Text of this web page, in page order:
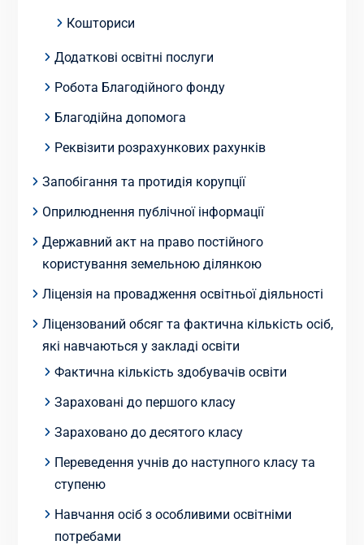
Кошториси
Додаткові освітні послуги
Робота Благодійного фонду
Благодійна допомога
Реквізити розрахункових рахунків
Запобігання та протидія корупції
Оприлюднення публічної інформації
Державний акт на право постійного
користування земельною ділянкою
Ліцензія на провадження освітньої діяльності
Ліцензований обсяг та фактична кількість осіб,
які навчаються у закладі освіти
Фактична кількість здобувачів освіти
Зараховані до першого класу
Зараховано до десятого класу
Переведення учнів до наступного класу та
ступеню
Навчання осіб з особливими освітніми
потребами